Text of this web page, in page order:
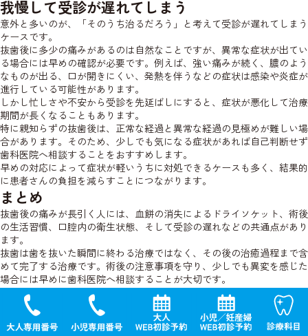
我慢して受診が遅れてしまう
意外と多いのが、「そのうち治るだろう」と考えて受診が遅れてしまう
ケースです。
抜歯後に多少の痛みがあるのは自然なことですが、異常な症状が出てい
る場合には早めの確認が必要です。例えば、強い痛みが続く、膿のよう
なものが出る、口が開きにくい、発熱を伴うなどの症状は感染や炎症が
進行している可能性があります。
しかし忙しさや不安から受診を先延ばしにすると、症状が悪化して治療
期間が長くなることもあります。
特に親知らずの抜歯後は、正常な経過と異常な経過の見極めが難しい場
合があります。そのため、少しでも気になる症状があれば自己判断せず
歯科医院へ相談することをおすすめします。
早めの対応によって症状が軽いうちに対処できるケースも多く、結果的
に患者さんの負担を減らすことにつながります。
まとめ
抜歯後の痛みが長引く人には、血餅の消失によるドライソケット、術後
の生活習慣、口腔内の衛生状態、そして受診の遅れなどの共通点があり
ます。
抜歯は歯を抜いた瞬間に終わる治療ではなく、その後の治癒過程まで含
めて完了する治療です。術後の注意事項を守り、少しでも異変を感じた
場合には早めに歯科医院へ相談することが大切です。
痛みを最小限に抑え、スムーズな回復につなげるためにも、抜歯後の過
ごし方をぜひ意識してみてください。
以上、愛知県刈谷市の歯医者、やまむら総合歯科矯正歯科 歯科医師
長の山村昌弘でした。